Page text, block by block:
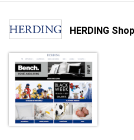
HERDING Shop